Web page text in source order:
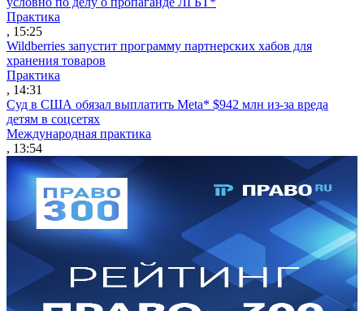
Практика
, 15:25
Wildberries запустит программу партнерских хабов для
хранения товаров
Практика
, 14:31
Суд в США обязал выплатить Meta* $942 млн из-за вреда
детям в соцсетях
Международная практика
, 13:54